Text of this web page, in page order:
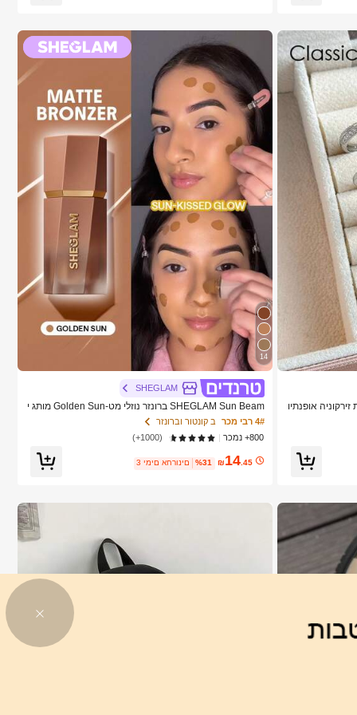
זירקוניה אופנתיו
לא כלולה)
14
SHEGLAM
SHEGLAM Sun Beam ברונזר נוזלי מט-Golden Sun מותג י
ופי קוסמטיקה איפור לנשים ולנערות
4# רבי מכר
ב קונטור וברונזר
800+ נמכר
(1000+)
₪14 .45
%31 3 ימים אחרונים